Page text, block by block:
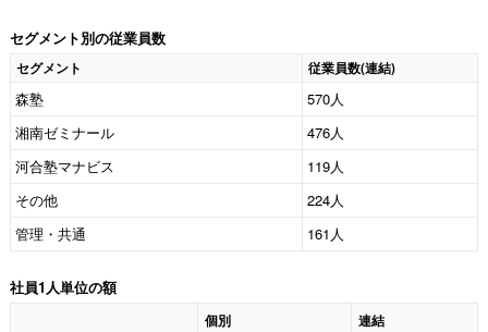
セグメント別の従業員数
セグメント 従業員数(連結)
森塾
570人
湘南ゼミナール
476人
河合塾マナビス
119人
その他
224人
管理・共通
161人
社員1人単位の額
個別
連結